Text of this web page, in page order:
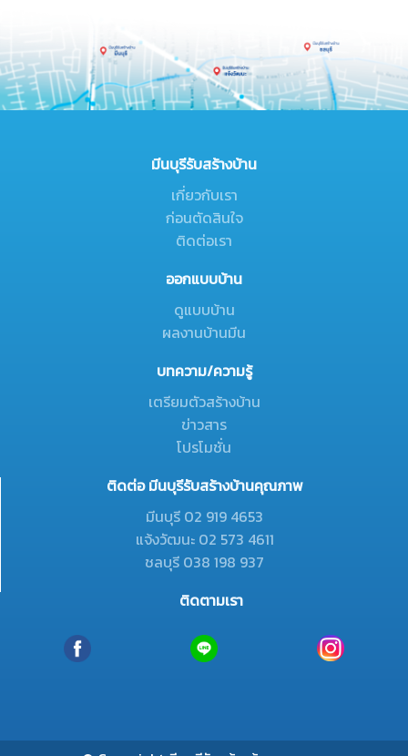
มีนบุรีรับสร้างบ้าน
เกี่ยวกับเรา
ก่อนตัดสินใจ
ติดต่อเรา
ออกแบบบ้าน
ดูแบบบ้าน
ผลงานบ้านมีน
บทความ/ความรู้
เตรียมตัวสร้างบ้าน
ข่าวสาร
โปรโมชั่น
ติดต่อ มีนบุรีรับสร้างบ้านคุณภาพ
มีนบุรี 02 919 4653
แจ้งวัฒนะ 02 573 4611
ชลบุรี 038 198 937
ติดตามเรา